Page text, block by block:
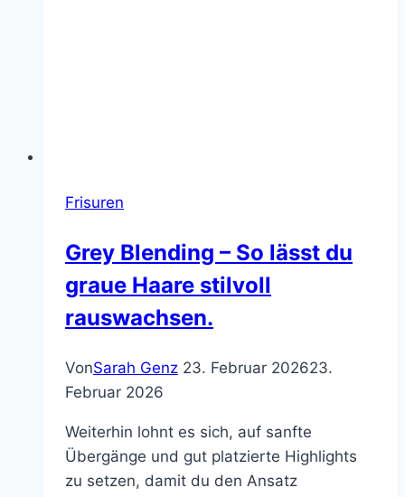
Frisuren
Grey Blending – So lässt du
graue Haare stilvoll
rauswachsen.
VonSarah Genz 23. Februar 202623.
Februar 2026
Weiterhin lohnt es sich, auf sanfte
Übergänge und gut platzierte Highlights
zu setzen, damit du den Ansatz